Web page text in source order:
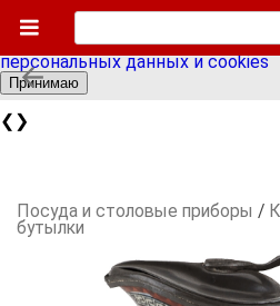
Мы используем cookies файлы
сайта и персонализации.
вы соглашаетесь с нашей
персональных данных и cookies
Принимаю
❮ ❯
Посуда и столовые приборы /
бутылки